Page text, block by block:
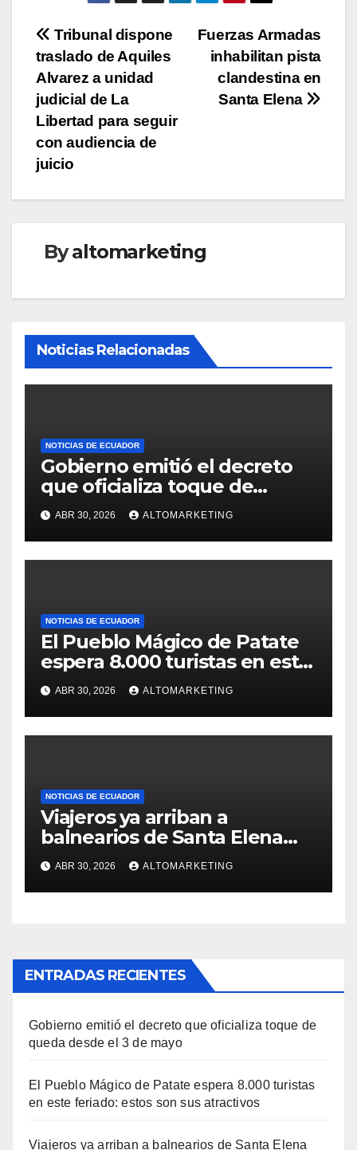
Navegación
de
entradas
Fuerzas Armadas
inhabilitan pista
clandestina en
Santa Elena
Tribunal dispone
traslado de Aquiles
Alvarez a unidad
judicial de La
Libertad para seguir
con audiencia de
juicio
Byaltomarketing
Noticias Relacionadas
NOTICIAS DE ECUADOR
Gobierno emitió el decreto
que oficializa toque de
queda desde el 3 de mayo
ABR 30, 2026 ALTOMARKETING
NOTICIAS DE ECUADOR
El Pueblo Mágico de Patate
espera 8.000 turistas en este
feriado: estos son sus
atractivos
ABR 30, 2026 ALTOMARKETING
NOTICIAS DE ECUADOR
Viajeros ya arriban a
balnearios de Santa Elena
para disfrutar de feriado
extendido: Salinas y
Montañita con ocupación del
ABR 30, 2026 ALTOMARKETING
ENTRADAS RECIENTES
Gobierno emitió el decreto que oficializa toque de
queda desde el 3 de mayo
El Pueblo Mágico de Patate espera 8.000 turistas
en este feriado: estos son sus atractivos
Viajeros ya arriban a balnearios de Santa Elena